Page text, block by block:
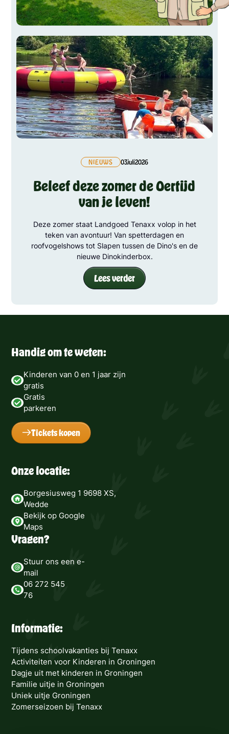
NIEUWS 03juli2026
Beleef deze zomer de Oertijd
van je leven!
Deze zomer staat Landgoed Tenaxx volop in het
teken van avontuur! Van spetterdagen en
roofvogelshows tot Slapen tussen de Dino's en de
nieuwe Dinokinderbox.
Lees verder
Handig om te weten:
Kinderen van 0 en 1 jaar zijn
gratis
Gratis
parkeren
Tickets kopen
Onze locatie:
Borgesiusweg 1 9698 XS,
Wedde
Bekijk op Google
Maps
Vragen?
Stuur ons een e-
mail
06 272 545
76
Informatie:
Tijdens schoolvakanties bij Tenaxx
Activiteiten voor Kinderen in Groningen
Dagje uit met kinderen in Groningen
Familie uitje in Groningen
Uniek uitje Groningen
Zomerseizoen bij Tenaxx